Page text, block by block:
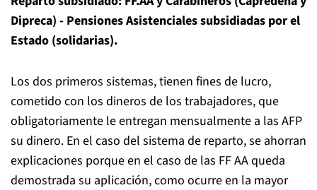
Dipreca) - Pensiones Asistenciales subsidiadas por el
Estado (solidarias).
Los dos primeros sistemas, tienen fines de lucro,
cometido con los dineros de los trabajadores, que
obligatoriamente le entregan mensualmente a las AFP
su dinero. En el caso del sistema de reparto, se ahorran
explicaciones porque en el caso de las FF AA queda
demostrada su aplicación, como ocurre en la mayor